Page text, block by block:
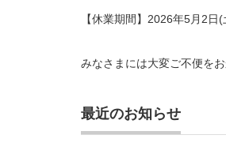
【休業期間】2026年5月2日
みなさまには大変ご不便を
最近のお知らせ